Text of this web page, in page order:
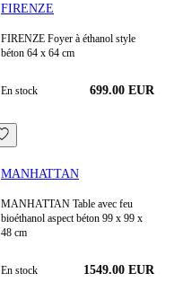
FIRENZE
FIRENZE Foyer à éthanol style
béton 64 x 64 cm
En stock 699.00 EUR
MANHATTAN
MANHATTAN Table avec feu
bioéthanol aspect béton 99 x 99 x
48 cm
En stock 1549.00 EUR